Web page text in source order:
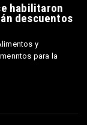
habilitaron
descuentos
y
para la